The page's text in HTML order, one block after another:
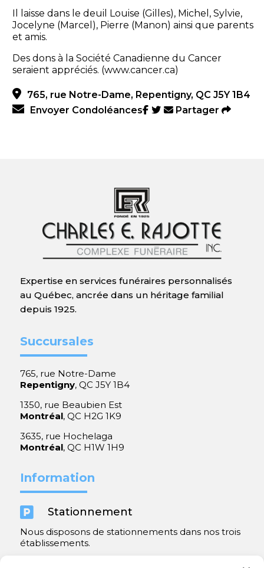
Il laisse dans le deuil Louise (Gilles), Michel, Sylvie,
Jocelyne (Marcel), Pierre (Manon) ainsi que parents
et amis.
Des dons à la Société Canadienne du Cancer
seraient appréciés. (www.cancer.ca)
765, rue Notre-Dame, Repentigny, QC J5Y 1B4
Envoyer Condoléances
Partager
Expertise en services funéraires personnalisés
au Québec, ancrée dans un héritage familial
depuis 1925.
Succursales
765, rue Notre-Dame
Repentigny, QC J5Y 1B4
1350, rue Beaubien Est
Montréal, QC H2G 1K9
3635, rue Hochelaga
Montréal, QC H1W 1H9
Information
 Stationnement
Nous disposons de stationnements dans nos trois
établissements.